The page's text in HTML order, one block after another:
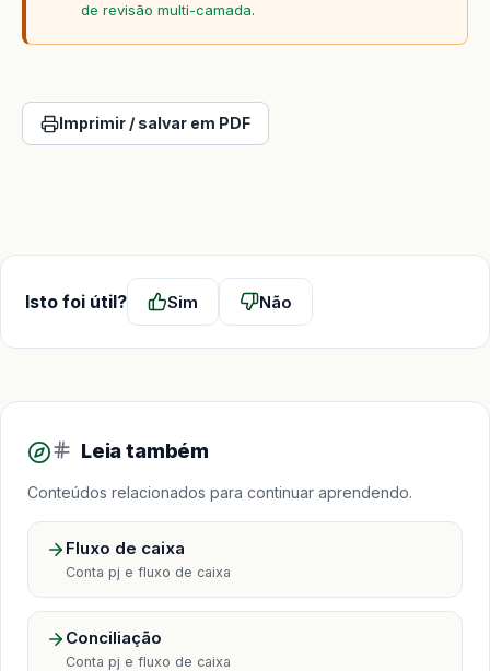
de revisão multi-camada.
Imprimir / salvar em PDF
Isto foi útil? Sim Não
Leia também
Conteúdos relacionados para continuar aprendendo.
Fluxo de caixa
Conta pj e fluxo de caixa
Conciliação
Conta pj e fluxo de caixa